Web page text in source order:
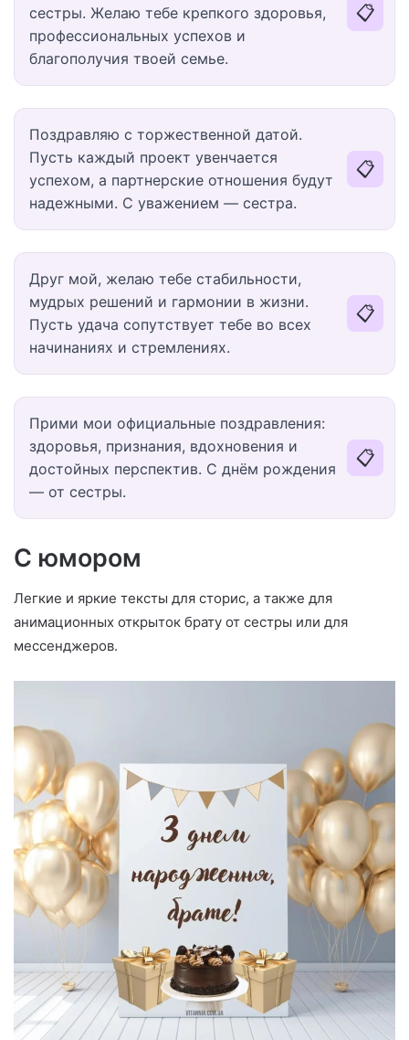
сестры. Желаю тебе крепкого здоровья,
профессиональных успехов и
благополучия твоей семье.
📋
Поздравляю с торжественной датой.
Пусть каждый проект увенчается
успехом, а партнерские отношения будут
надежными. С уважением — сестра.
📋
Друг мой, желаю тебе стабильности,
мудрых решений и гармонии в жизни.
Пусть удача сопутствует тебе во всех
начинаниях и стремлениях.
📋
Прими мои официальные поздравления:
здоровья, признания, вдохновения и
достойных перспектив. С днём рождения
— от сестры.
📋
С юмором
Легкие и яркие тексты для сторис, а также для
анимационных открыток брату от сестры или для
мессенджеров.